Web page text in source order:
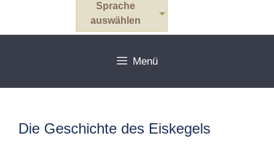
Sprache
auswählen
Menü
Die Geschichte des Eiskegels